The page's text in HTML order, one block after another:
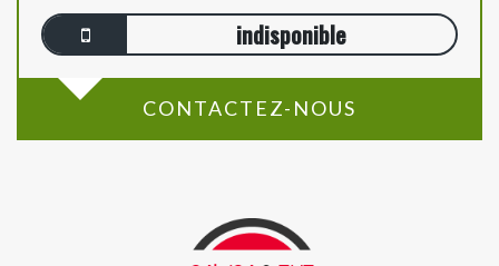
indisponible
CONTACTEZ-NOUS